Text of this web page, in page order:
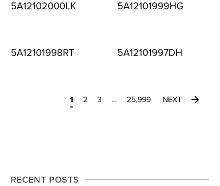
5A12102000LK 5A12101999HG
5A12101998RT 5A12101997DH
1 2 3 … 25,999 NEXT
RECENT POSTS